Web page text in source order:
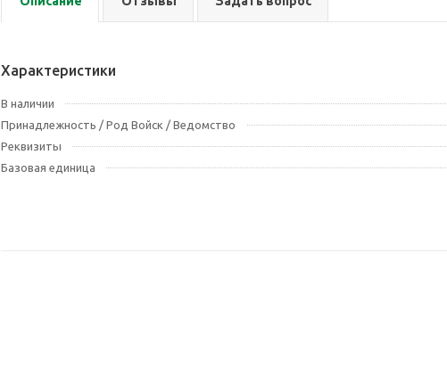
Характеристики
В наличии
Принадлежность / Род Войск / Ведомство
Реквизиты
Базовая единица